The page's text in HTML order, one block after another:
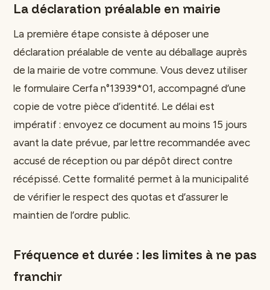
La déclaration préalable en mairie
La première étape consiste à déposer une
déclaration préalable de vente au déballage auprès
de la mairie de votre commune. Vous devez utiliser
le formulaire Cerfa n°13939*01, accompagné d’une
copie de votre pièce d’identité. Le délai est
impératif : envoyez ce document au moins 15 jours
avant la date prévue, par lettre recommandée avec
accusé de réception ou par dépôt direct contre
récépissé. Cette formalité permet à la municipalité
de vérifier le respect des quotas et d’assurer le
maintien de l’ordre public.
Fréquence et durée : les limites à ne pas
franchir